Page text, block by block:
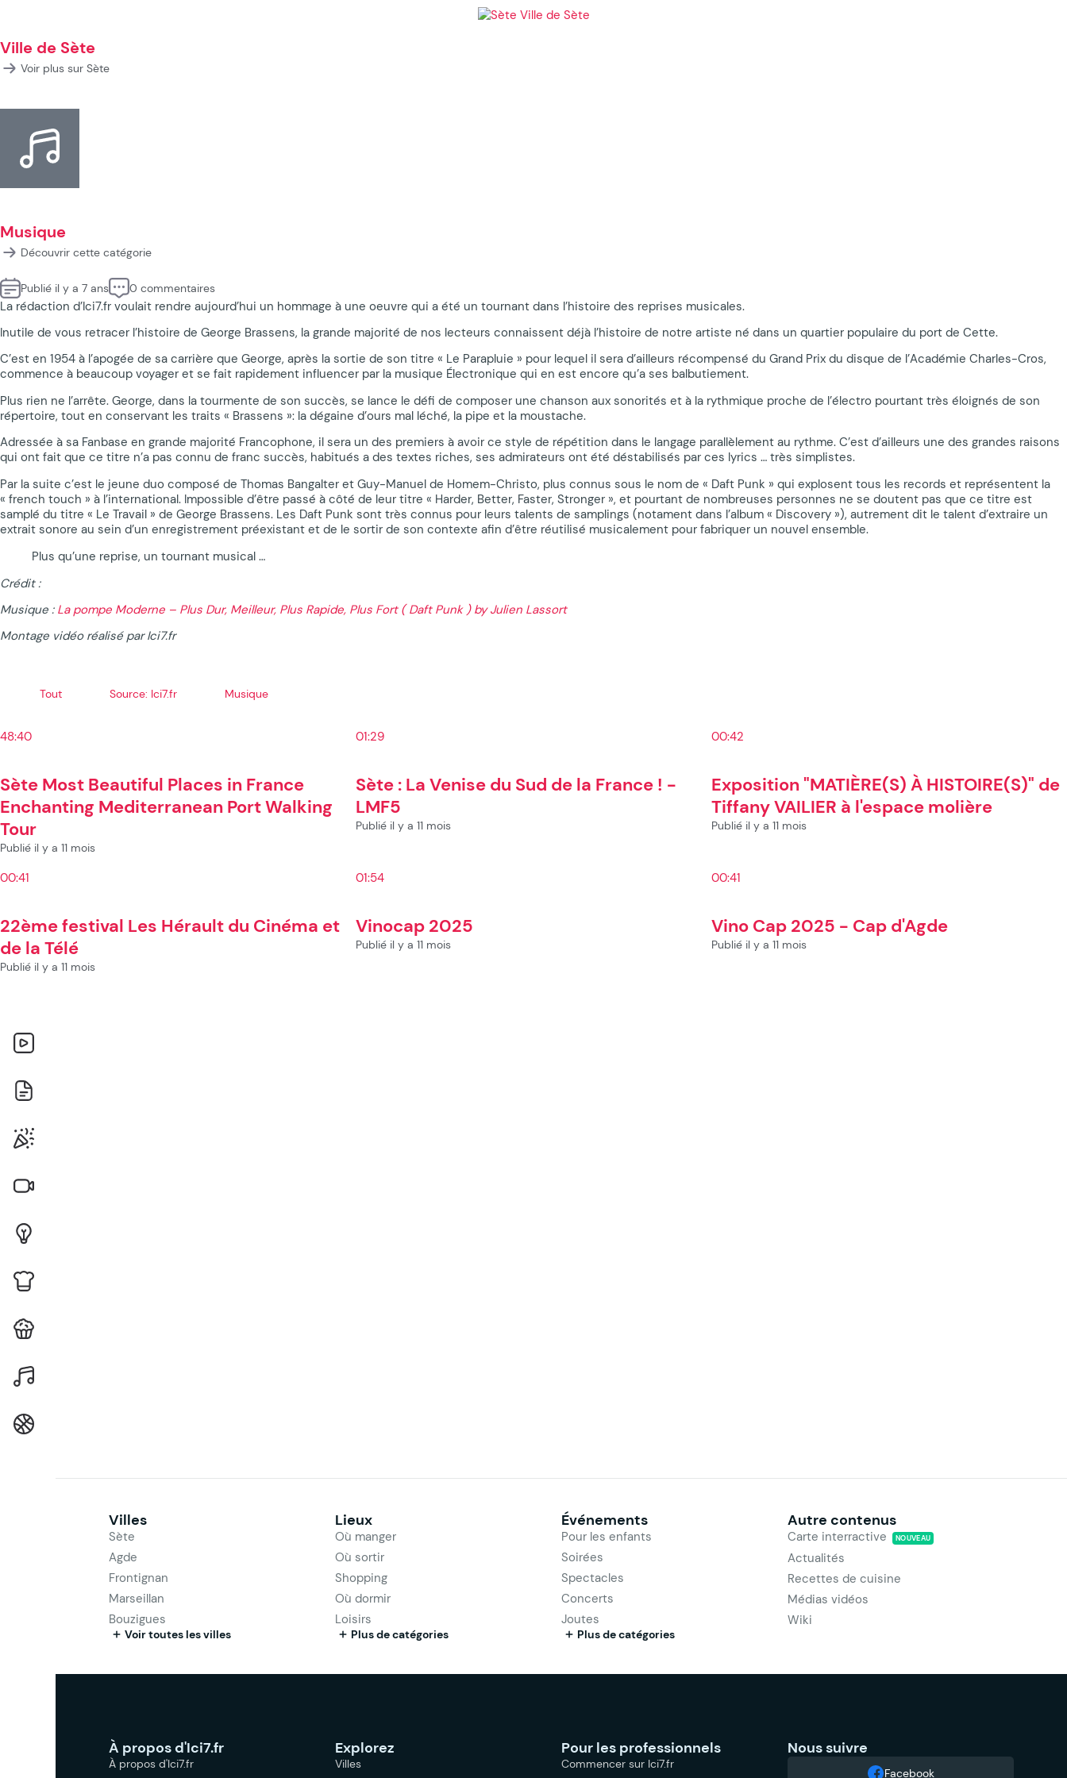
Ville de Sète
Voir plus sur Sète
Musique
Découvrir cette catégorie
Publié il y a 7 ans 0 commentaires
La rédaction d’Ici7.fr voulait rendre aujourd’hui un hommage à une oeuvre qui a été un tournant dans l’histoire des reprises musicales.
Inutile de vous retracer l’histoire de George Brassens, la grande majorité de nos lecteurs connaissent déjà l’histoire de notre artiste né dans un quartier populaire du port de Cette.
C’est en 1954 à l’apogée de sa carrière que George, après la sortie de son titre « Le Parapluie » pour lequel il sera d’ailleurs récompensé du Grand Prix du disque de l’Académie Charles-Cros,
commence à beaucoup voyager et se fait rapidement influencer par la musique Électronique qui en est encore qu’a ses balbutiement.
Plus rien ne l’arrête. George, dans la tourmente de son succès, se lance le défi de composer une chanson aux sonorités et à la rythmique proche de l’électro pourtant très éloignés de son
répertoire, tout en conservant les traits « Brassens »: la dégaine d’ours mal léché, la pipe et la moustache.
Adressée à sa Fanbase en grande majorité Francophone, il sera un des premiers à avoir ce style de répétition dans le langage parallèlement au rythme. C’est d’ailleurs une des grandes raisons
qui ont fait que ce titre n’a pas connu de franc succès, habitués a des textes riches, ses admirateurs ont été déstabilisés par ces lyrics … très simplistes.
Par la suite c’est le jeune duo composé de Thomas Bangalter et Guy-Manuel de Homem-Christo, plus connus sous le nom de « Daft Punk » qui explosent tous les records et représentent la
« french touch » à l’international. Impossible d’être passé à côté de leur titre « Harder, Better, Faster, Stronger », et pourtant de nombreuses personnes ne se doutent pas que ce titre est
samplé du titre « Le Travail » de George Brassens. Les Daft Punk sont très connus pour leurs talents de samplings (notament dans l’album « Discovery »), autrement dit le talent d’extraire un
extrait sonore au sein d’un enregistrement préexistant et de le sortir de son contexte afin d’être réutilisé musicalement pour fabriquer un nouvel ensemble.
Plus qu’une reprise, un tournant musical …
Crédit :
Musique : La pompe Moderne – Plus Dur, Meilleur, Plus Rapide, Plus Fort ( Daft Punk ) by Julien Lassort
Montage vidéo réalisé par Ici7.fr
Tout Source: Ici7.fr Musique
48:40
Sète Most Beautiful Places in France
Enchanting Mediterranean Port Walking
Tour
Publié il y a 11 mois
01:29
Sète : La Venise du Sud de la France ! -
LMF5
Publié il y a 11 mois
00:42
Exposition "MATIÈRE(S) À HISTOIRE(S)" de
Tiffany VAILIER à l'espace molière
Publié il y a 11 mois
00:41
22ème festival Les Hérault du Cinéma et
de la Télé
Publié il y a 11 mois
01:54
Vinocap 2025
Publié il y a 11 mois
00:41
Vino Cap 2025 - Cap d'Agde
Publié il y a 11 mois
Villes
Sète
Agde
Frontignan
Marseillan
Bouzigues
Voir toutes les villes
Lieux
Où manger
Où sortir
Shopping
Où dormir
Loisirs
Plus de catégories
Événements
Pour les enfants
Soirées
Spectacles
Concerts
Joutes
Plus de catégories
Autre contenus
Carte interractive NOUVEAU
Actualités
Recettes de cuisine
Médias vidéos
Wiki
À propos d'Ici7.fr
À propos d'Ici7.fr
Explorez
Villes
Pour les professionnels
Commencer sur Ici7.fr
Nous suivre
Facebook